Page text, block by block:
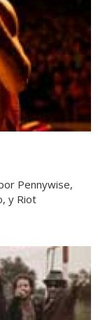
Pennywise,
y Riot